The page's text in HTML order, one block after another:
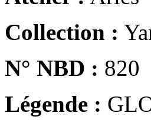
Collection :
N° NBD : 820
Légende :